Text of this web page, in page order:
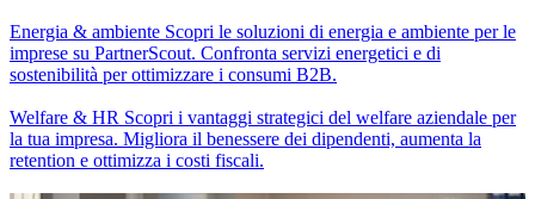
Energia & ambiente Scopri le soluzioni di energia e ambiente per le
imprese su PartnerScout. Confronta servizi energetici e di
sostenibilità per ottimizzare i consumi B2B.
Welfare & HR Scopri i vantaggi strategici del welfare aziendale per
la tua impresa. Migliora il benessere dei dipendenti, aumenta la
retention e ottimizza i costi fiscali.